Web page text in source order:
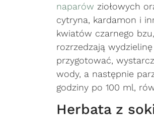
naparów ziołowych
cytryna, kardamon i
kwiatów czarnego
rozrzedzają
przygotować,
wody, a następnie
godziny po 100 ml,
Herbata z